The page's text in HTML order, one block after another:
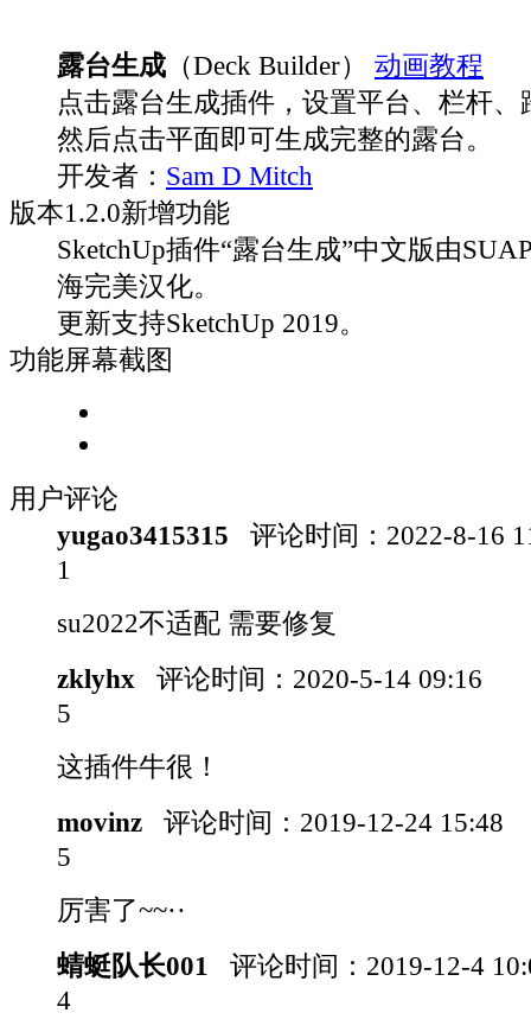
露台生成 （Deck Builder）
动画教程
点击露台生成插件，设置平台、栏杆、
然后点击平面即可生成完整的露台。
开发者： Sam D Mitch
版本1.2.0新增功能
SketchUp插件“露台生成”中文版由
海完美汉化。
更新支持SketchUp 2019。
功能屏幕截图
用户评论
yugao3415315
评论时间： 2022-8-16
1
su2022不适配 需要修复
zklyhx
评论时间： 2020-5-14 09:16
5
这插件牛很！
movinz
评论时间： 2019-12-24 15:48
5
厉害了~~··
蜻蜓队长001
评论时间： 2019-12-4
4